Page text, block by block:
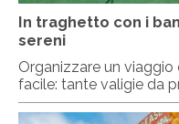
In traghetto con i
sereni
Organizzare un
facile: tante valigie da